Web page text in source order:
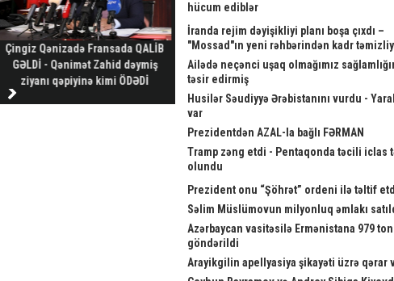
Çingiz Qənizadə Fransada QALİB
GƏLDİ - Qənimət Zahid dəymiş
ziyanı qəpiyinə kimi ÖDƏDİ
Gələn il İrəvana gedəcəyik? –
İLGİNC anons
hücum ediblər
İranda rejim dəyişikliyi planı boşa çıxdı –
"Mossad"ın yeni rəhbərindən kadr
Ailədə neçənci uşaq olmağımız
təsir edirmiş
Husilər Səudiyyə Ərəbistanını vurdu -
var
Prezidentdən AZAL-la bağlı FƏRMAN
Tramp zəng etdi - Pentaqonda təcili iclas
olundu
Prezident onu “Şöhrət” ordeni ilə təltif
Səlim Müslümovun milyonluq əmlakı
Azərbaycan vasitəsilə Ermənistana 979
göndərildi
Arayikgilin apellyasiya şikayəti üzrə qərar